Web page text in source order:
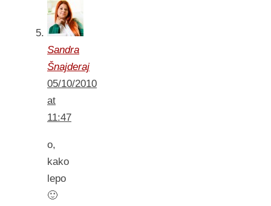
Sandra
Šnajderaj
05/10/2010
at
11:47
o,
kako
lepo
🙂